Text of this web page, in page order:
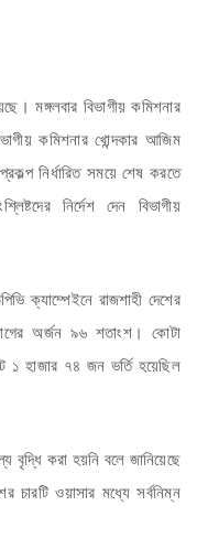
মঙ্গলবার বিভাগীয় কমিশনার
কমিশনার খোন্দকার আজিম
নির্ধারিত সময়ে শেষ করতে
নির্দেশ দেন বিভাগীয়
ক্যাম্পেইনে রাজশাহী দেশের
অর্জন ৯৬ শতাংশ। কোটা
১ হাজার ৭৪ জন ভর্তি হয়েছিল
বৃদ্ধি করা হয়নি বলে জানিয়েছে
চারটি ওয়াসার মধ্যে সর্বনিম্ন